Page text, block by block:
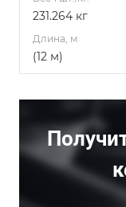
231.264 кг
Длина, м
(12 м)